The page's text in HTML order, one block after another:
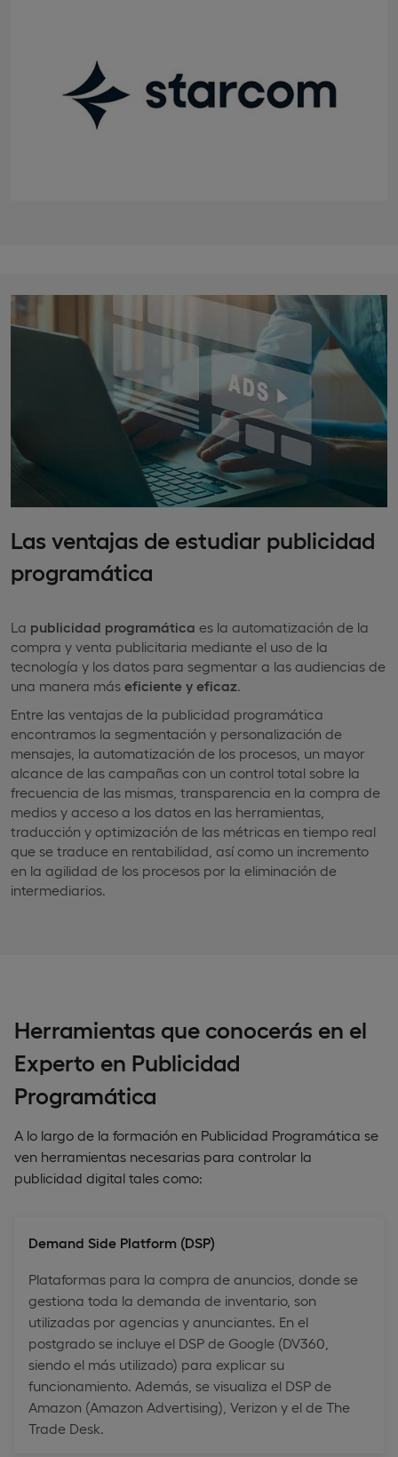
Las ventajas de estudiar publicidad
programática
La publicidad programática es la automatización de la
compra y venta publicitaria mediante el uso de la
tecnología y los datos para segmentar a las audiencias de
una manera más eficiente y eficaz.
Entre las ventajas de la publicidad programática
encontramos la segmentación y personalización de
mensajes, la automatización de los procesos, un mayor
alcance de las campañas con un control total sobre la
frecuencia de las mismas, transparencia en la compra de
medios y acceso a los datos en las herramientas,
traducción y optimización de las métricas en tiempo real
que se traduce en rentabilidad, así como un incremento
en la agilidad de los procesos por la eliminación de
intermediarios.
Herramientas que conocerás en el
Experto en Publicidad
Programática
A lo largo de la formación en Publicidad Programática se
ven herramientas necesarias para controlar la
publicidad digital tales como:
Demand Side Platform (DSP)
Plataformas para la compra de anuncios, donde se
gestiona toda la demanda de inventario, son
utilizadas por agencias y anunciantes. En el
postgrado se incluye el DSP de Google (DV360,
siendo el más utilizado) para explicar su
funcionamiento. Además, se visualiza el DSP de
Amazon (Amazon Advertising), Verizon y el de The
Trade Desk.